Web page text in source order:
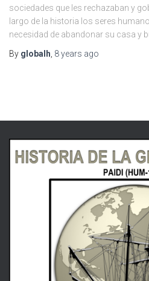
sociedades que les rechazaban y
largo de la historia los seres
necesidad de abandonar su casa y
By globalh 8 years ago